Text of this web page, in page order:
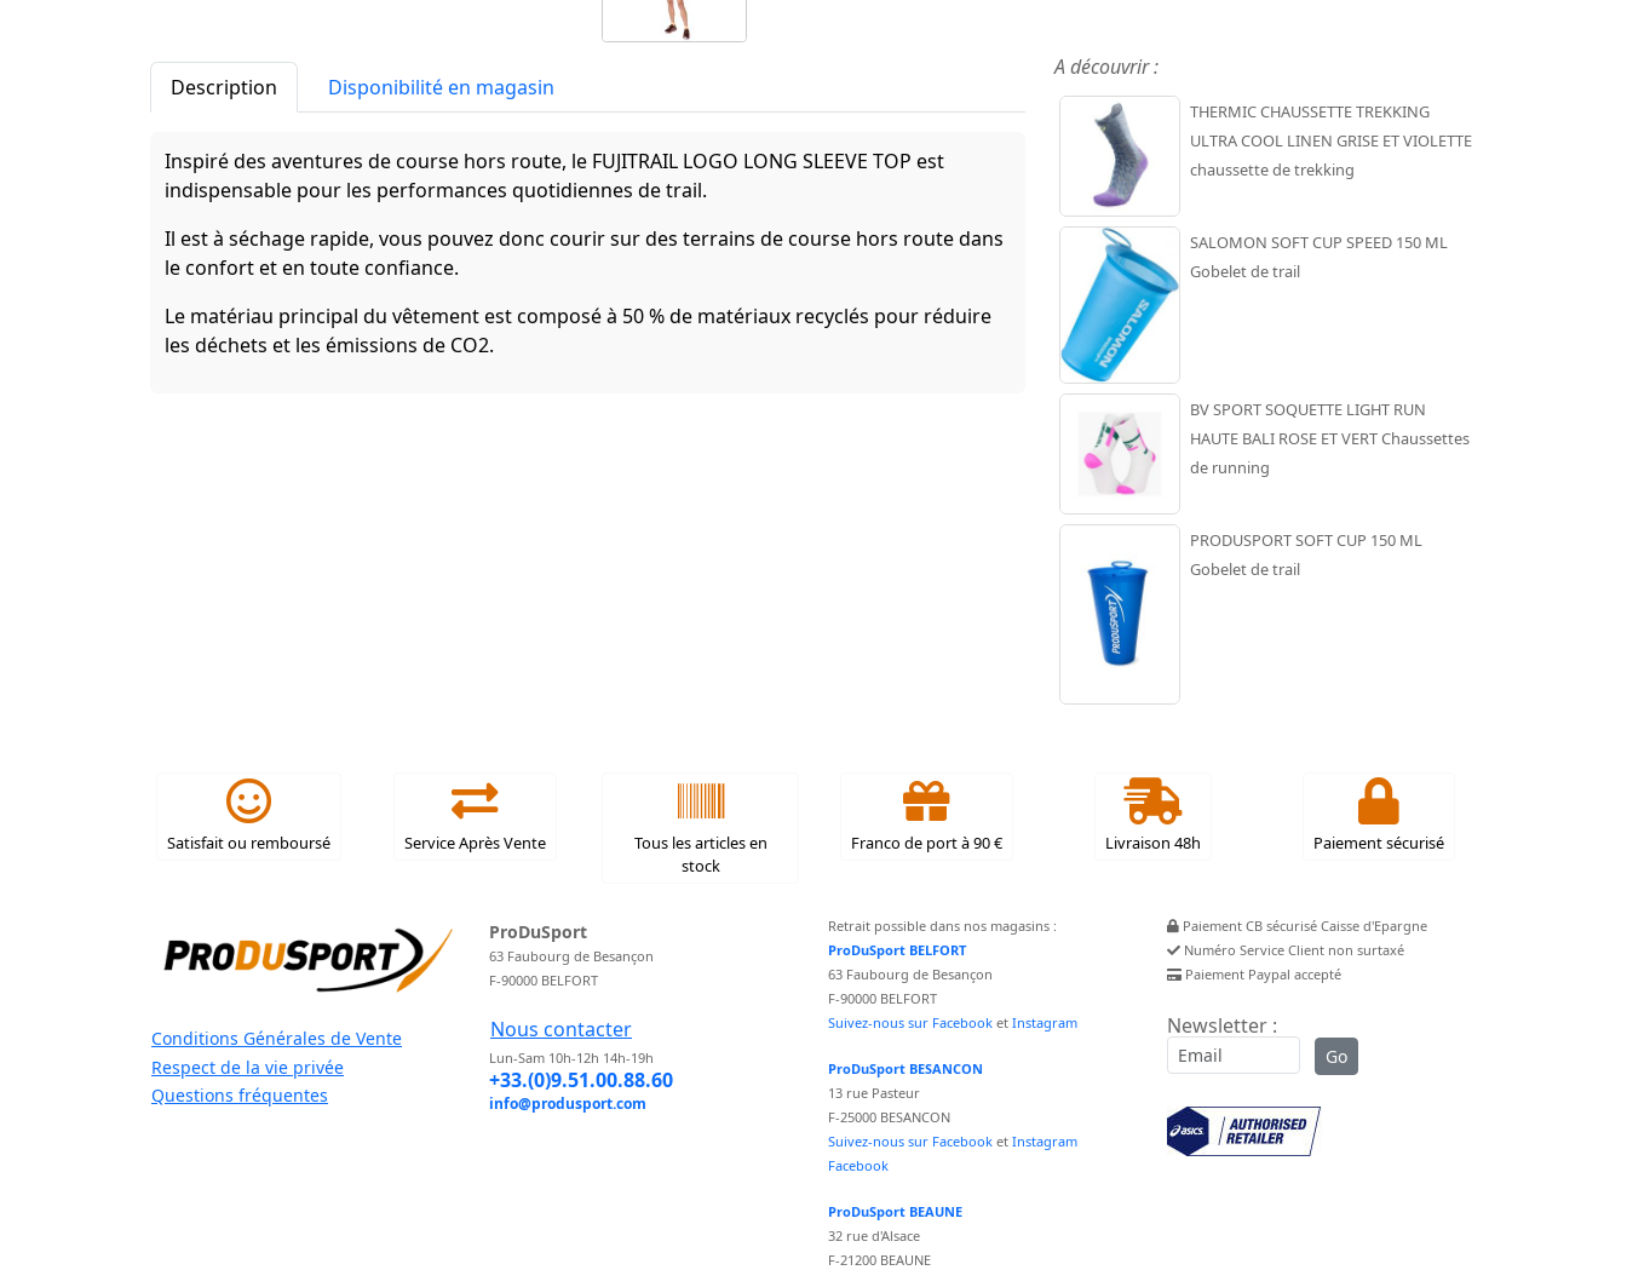
Description Disponibilité en magasin
Inspiré des aventures de course hors route, le FUJITRAIL LOGO LONG SLEEVE TOP est
indispensable pour les performances quotidiennes de trail.
Il est à séchage rapide, vous pouvez donc courir sur des terrains de course hors route dans
le confort et en toute confiance.
Le matériau principal du vêtement est composé à 50 % de matériaux recyclés pour réduire
les déchets et les émissions de CO2.
A découvrir :
THERMIC CHAUSSETTE TREKKING
ULTRA COOL LINEN GRISE ET VIOLETTE
chaussette de trekking
SALOMON SOFT CUP SPEED 150 ML
Gobelet de trail
BV SPORT SOQUETTE LIGHT RUN
HAUTE BALI ROSE ET VERT Chaussettes
de running
PRODUSPORT SOFT CUP 150 ML
Gobelet de trail
Satisfait ou remboursé Service Après Vente
Tous les articles en
stock
Franco de port à 90 € Livraison 48h Paiement sécurisé
Conditions Générales de Vente
Respect de la vie privée
Questions fréquentes
ProDuSport
63 Faubourg de Besançon
F-90000 BELFORT
Nous contacter
Lun-Sam 10h-12h 14h-19h
+33.(0)9.51.00.88.60
info@produsport.com
Retrait possible dans nos magasins :
ProDuSport BELFORT
63 Faubourg de Besançon
F-90000 BELFORT
Suivez-nous sur Facebook et Instagram
ProDuSport BESANCON
13 rue Pasteur
F-25000 BESANCON
Suivez-nous sur Facebook et Instagram
Facebook
ProDuSport BEAUNE
32 rue d'Alsace
F-21200 BEAUNE
Paiement CB sécurisé Caisse d'Epargne
Numéro Service Client non surtaxé
Paiement Paypal accepté
Newsletter :